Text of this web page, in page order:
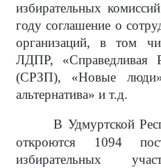
избирательных
году соглашение о
организаций, в том
ЛДПР, «Справедливая
(СРЗП), «Новые
альтернатива» и т.д.
В Удмуртской
откроются 1094
избирательных